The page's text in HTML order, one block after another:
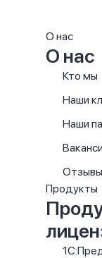
О нас
О нас
Кто мы
Наши
Наши
Отзывы
Продукты